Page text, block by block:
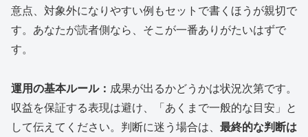
意点、対象外になりやすい例もセットで書くほうが親切で
す。あなたが読者側なら、そこが一番ありがたいはずで
す。
運用の基本ルール： 成果が出るかどうかは状況次第です。
収益を保証する表現は避け、「あくまで一般的な目安」と
して伝えてください。判断に迷う場合は、 最終的な判断は